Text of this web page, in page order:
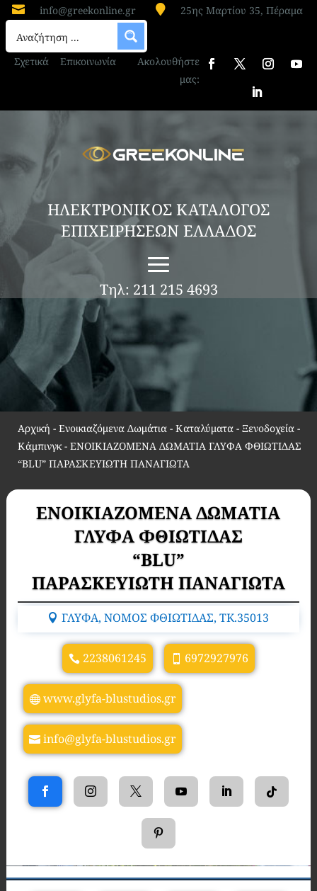
 info@greekonline.gr  25ης Μαρτίου 35, Πέραμα
Σχετικά Επικοινωνία
Ακολουθήστε
μας:
ΗΛΕΚΤΡΟΝΙΚΟΣ ΚΑΤΑΛΟΓΟΣ
ΕΠΙΧΕΙΡΗΣΕΩΝ ΕΛΛΑΔΟΣ
Τηλ: 211 215 4693
Αρχική - Ενοικιαζόμενα Δωμάτια - Καταλύματα - Ξενοδοχεία -
Κάμπινγκ- ΕΝΟΙΚΙΑΖΟΜΕΝΑ ΔΩΜΑΤΙΑ ΓΛΥΦΑ ΦΘΙΩΤΙΔΑΣ
“BLU” ΠΑΡΑΣΚΕΥΙΩΤΗ ΠΑΝΑΓΙΩΤΑ
ΕΝΟΙΚΙΑΖΟΜΕΝΑ ΔΩΜΑΤΙΑ
ΓΛΥΦΑ ΦΘΙΩΤΙΔΑΣ
“BLU”
ΠΑΡΑΣΚΕΥΙΩΤΗ ΠΑΝΑΓΙΩΤΑ
ΓΛΥΦΑ, ΝΟΜΟΣ ΦΘΙΩΤΙΔΑΣ, TK.35013
2238061245 6972927976
www.glyfa-blustudios.gr
info@glyfa-blustudios.gr